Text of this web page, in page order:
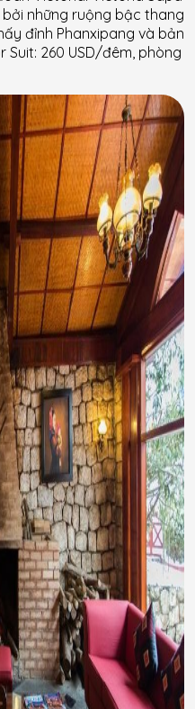
những ruộng bậc thang
đỉnh Phanxipang và bản
Suit: 260 USD/đêm, phòng